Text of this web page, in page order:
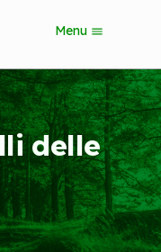
Menu
delle